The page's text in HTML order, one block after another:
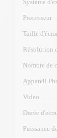
Système
Processeur
Taille
Résolution
Nombre de
Appareil
Video
Durée
Puissance